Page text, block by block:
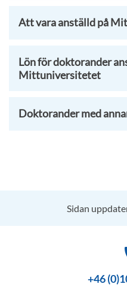
Att vara anställd på
Lön för doktorander
Mittuniversitetet
Doktorander med
Sidan
+46